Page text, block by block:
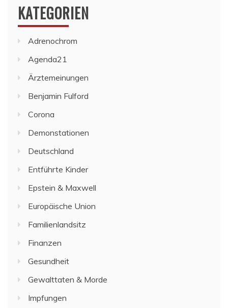
KATEGORIEN
Adrenochrom
Agenda21
Ärztemeinungen
Benjamin Fulford
Corona
Demonstationen
Deutschland
Entführte Kinder
Epstein & Maxwell
Europäische Union
Familienlandsitz
Finanzen
Gesundheit
Gewalttaten & Morde
Impfungen